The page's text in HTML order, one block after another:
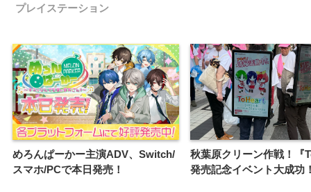
プレイステーション
めろんぱーかー主演ADV、Switch/
スマホ/PCで本日発売！
秋葉原クリーン作戦！『
発売記念イベント大成功